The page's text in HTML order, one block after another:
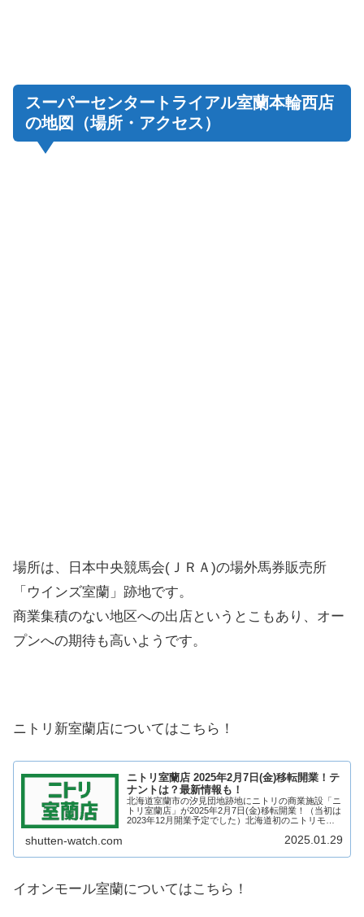
スーパーセンタートライアル室蘭本輪西店
の地図（場所・アクセス）
場所は、日本中央競馬会(ＪＲＡ)の場外馬券販売所
「ウインズ室蘭」跡地です。
商業集積のない地区への出店というとこもあり、オー
プンへの期待も高いようです。
ニトリ新室蘭店についてはこちら！
ニトリ室蘭店 2025年2月7日(金)移転開業！テ
ナントは？最新情報も！
北海道室蘭市の汐見団地跡地にニトリの商業施設「ニ
トリ室蘭店」が2025年2月7日(金)移転開業！（当初は
2023年12月開業予定でした）北海道初のニトリモー
リのニトリ室蘭店についてどのような施...
shutten-watch.com 2025.01.29
イオンモール室蘭についてはこちら！